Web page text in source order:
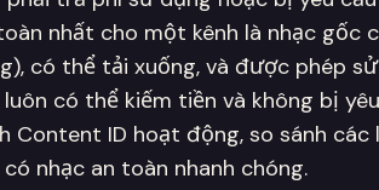
nhất cho một kênh là nhạc gốc
có thể tải xuống, và được phép
có thể kiếm tiền và không bị
Content ID hoạt động, so sánh các
nhạc an toàn nhanh chóng.